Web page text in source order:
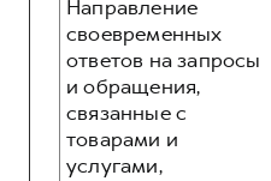
Направление
своевременных
ответов на запросы
и обращения,
связанные с
товарами и
услугами,